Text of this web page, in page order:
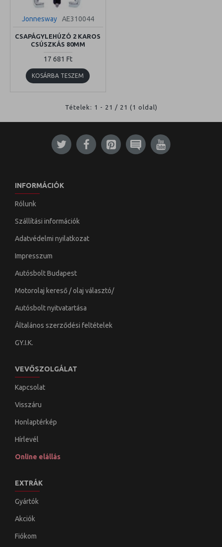
Jonnesway AE310044
CSAPÁGYLEHÚZÓ 2 KAROS
CSÚSZKÁS 80MM
17 681 Ft
KOSÁRBA TESZEM
Tételek: 1 - 21 / 21 (1 oldal)
INFORMÁCIÓK
Rólunk
Szállítási információk
Adatvédelmi nyilatkozat
Impresszum
Autósbolt Budapest
Motorolaj kereső / olaj választó/
Autósbolt nyitvatartása
Általános szerződési feltételek
GY.I.K.
VEVŐSZOLGÁLAT
Kapcsolat
Visszáru
Honlaptérkép
Hírlevél
Online elállás
EXTRÁK
Gyártók
Akciók
Fiókom